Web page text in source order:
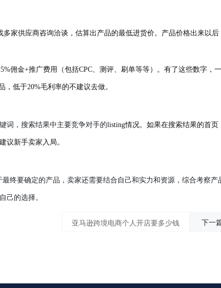
多家供应商咨询洽谈，估算出产品的最低进货价。产品价格出来以后
佣金+推广费用（包括CPC、测评、刷单等等）。有了这些数字，
低于20%毛利率的不建议去做。
词，搜索结果中主要竞争对手的listing情况。如果在搜索结果的首页
议新手卖家入局。
最终要确定的产品，卖家还需要结合自己和实力和资源，综合考察产
己的选择。
亚马逊跨境电商个人开店要多少钱 下一